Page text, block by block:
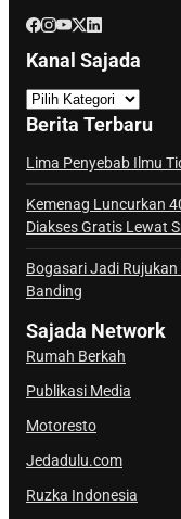
Kanal Sajada
a
n
a
l
S
a
j
a
Berita Terbaru
Lima Penyebab Ilmu
Kemenag Luncurkan
Diakses Gratis Lewat
Bogasari Jadi
Banding
Sajada Network
Rumah Berkah
Publikasi Media
Motoresto
Jedadulu.com
Ruzka Indonesia